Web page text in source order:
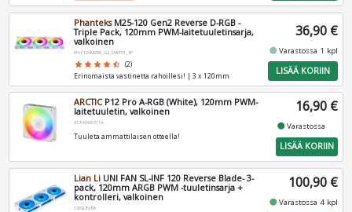
PhanteksM25-120 Gen2 Reverse D-RGB -
Triple Pack, 120mm PWM-laitetuuletinsarja,
valkoinen
PH-F120M25R_G2_DWT01_3P
star star star star star_half (2)
Erinomaista vastinetta rahoillesi! | 3 x 120mm
36,90 €
fiber_manual_recordVarastossa 1 kpl
LISÄÄ KORIIN
ARCTICP12 Pro A-RGB (White), 120mm PWM-
laitetuuletin, valkoinen
ACFAN00311A
Tuuleta ammattilaisen otteella!
16,90 €
fiber_manual_recordVarastossa
LISÄÄ KORIIN
Lian Li UNI FAN SL-INF 120 Reverse Blade- 3-
pack, 120mm ARGB PWM -tuuletinsarja +
kontrolleri, valkoinen
12RSLIN3W
100,90 €
fiber_manual_recordVarastossa 4 kpl